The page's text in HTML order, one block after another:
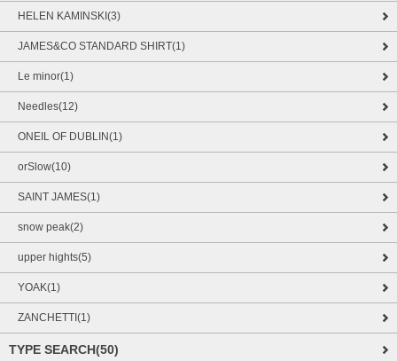
HELEN KAMINSKI(3)
JAMES&CO STANDARD SHIRT(1)
Le minor(1)
Needles(12)
ONEIL OF DUBLIN(1)
orSlow(10)
SAINT JAMES(1)
snow peak(2)
upper hights(5)
YOAK(1)
ZANCHETTI(1)
TYPE SEARCH(50)